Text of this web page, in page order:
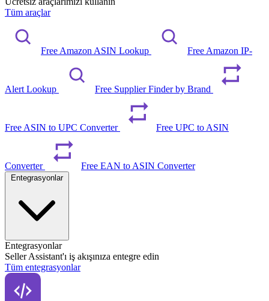
Tüm araçlar
Free Amazon ASIN Lookup Free Amazon IP-
Alert Lookup Free Supplier Finder by Brand
Free ASIN to UPC Converter Free UPC to ASIN
Converter Free EAN to ASIN Converter
Entegrasyonlar
Entegrasyonlar
Seller Assistant'ı iş akışınıza entegre edin
Tüm entegrasyonlar